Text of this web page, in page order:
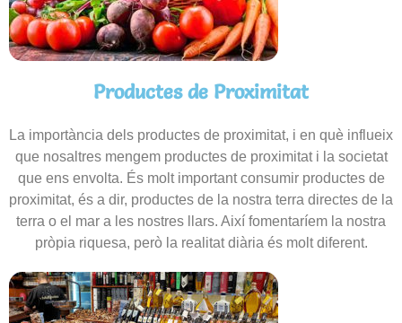
Productes de Proximitat
La importància dels productes de proximitat, i en què influeix
que nosaltres mengem productes de proximitat i la societat
que ens envolta. És molt important consumir productes de
proximitat, és a dir, productes de la nostra terra directes de la
terra o el mar a les nostres llars. Així fomentaríem la nostra
pròpia riquesa, però la realitat diària és molt diferent.